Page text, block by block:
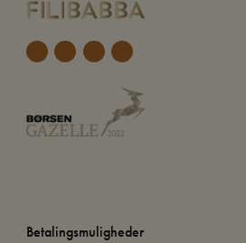
Betalingsmuligheder